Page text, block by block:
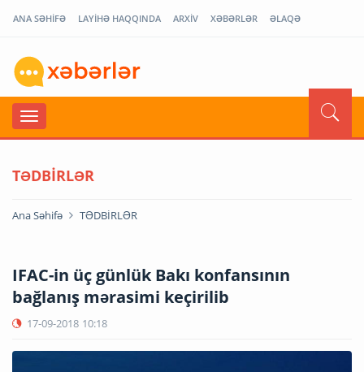
ANA SƏHİFƏ LAYİHƏ HAQQINDA ARXİV XƏBƏRLƏR ƏLAQƏ
TƏDBİRLƏR
Ana Səhifə TƏDBİRLƏR
IFAC-in üç günlük Bakı konfansının
bağlanış mərasimi keçirilib
17-09-2018 10:18